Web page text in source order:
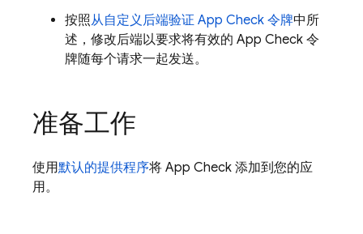
按照从自定义后端验证 App Check 令牌中所
述，修改后端以要求将有效的 App Check 令
牌随每个请求一起发送。
准备工作
使用默认的提供程序将 App Check 添加到您的应
用。